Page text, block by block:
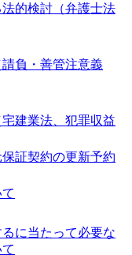
的検討（弁護士法
負・善管注意義
建業法、犯罪収益
証契約の更新予約
に当たって必要な